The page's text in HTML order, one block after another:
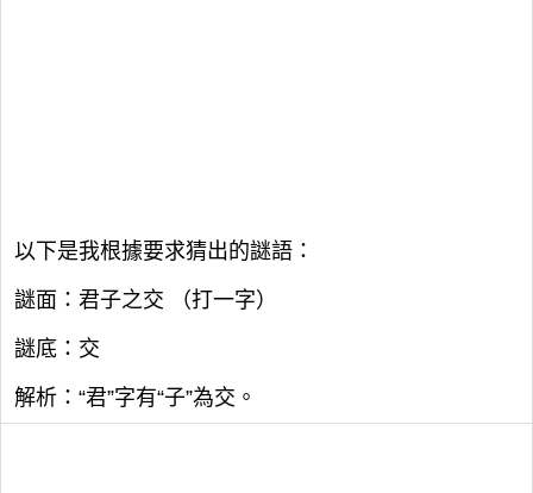
以下是我根據要求猜出的謎語：
謎面：君子之交 （打一字）
謎底：交
解析：“君”字有“子”為交。